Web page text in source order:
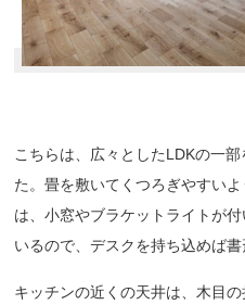
こちらは、広々としたLDKの一
た。畳を敷いてくつろぎやすい
は、小窓やブラケットライトが
いるので、デスクを持ち込めば
キッチンの近くの天井は、木目